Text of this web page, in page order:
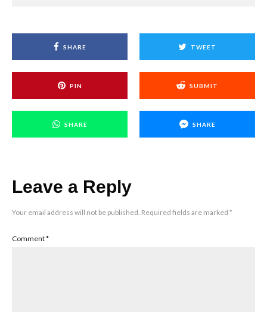
SHARE TWEET
PIN SUBMIT
SHARE SHARE
Leave a Reply
Your email address will not be published. Required fields are marked *
Comment*